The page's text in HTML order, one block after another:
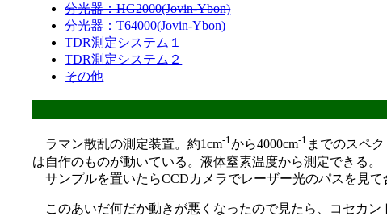
分光器：HG2000(Jovin-Ybon)
分光器：T64000(Jovin-Ybon)
TDR測定システム１
TDR測定システム２
その他
ラマン散乱の測定装置。約1cm-1から4000cm-1 までのスペ
は自作のものが動いている。液体窒素温度から測定できる。
サンプルを置いたらCCDカメラでレーザー光のパスを見て
このあいだ何だか動きが悪くなったので見たら、コセカ